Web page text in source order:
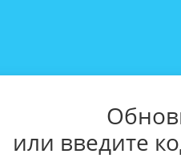
или введите